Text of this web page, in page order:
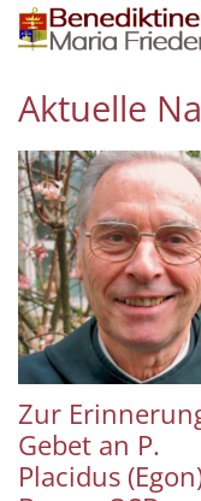
Zum Inhalt
Aktuelle
Zur
Gebet an P.
Placidus